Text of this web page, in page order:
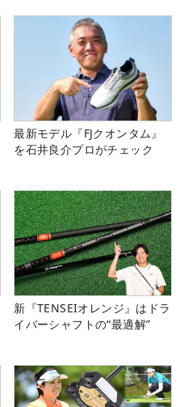
最新モデル『FJクオンタム』
を石井良介プロがチェック
新『TENSEIオレンジ』はドラ
イバーシャフトの“最適解”